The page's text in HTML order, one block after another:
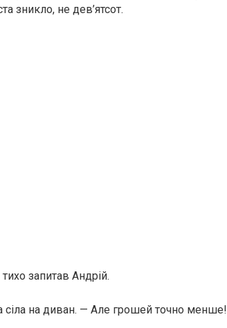
зникло, не дев’ятсот.
запитав Андрій.
сіла на диван. — Але грошей точно менше!